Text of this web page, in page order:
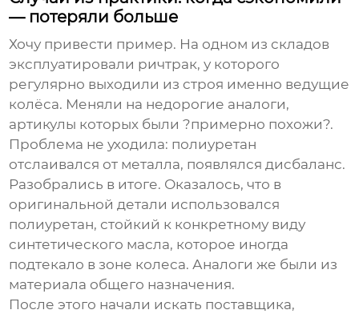
— потеряли больше
Хочу привести пример. На одном из складов
эксплуатировали ричтрак, у которого
регулярно выходили из строя именно ведущие
колёса. Меняли на недорогие аналоги,
артикулы которых были ?примерно похожи?.
Проблема не уходила: полиуретан
отслаивался от металла, появлялся дисбаланс.
Разобрались в итоге. Оказалось, что в
оригинальной детали использовался
полиуретан, стойкий к конкретному виду
синтетического масла, которое иногда
подтекало в зоне колеса. Аналоги же были из
материала общего назначения.
После этого начали искать поставщика,